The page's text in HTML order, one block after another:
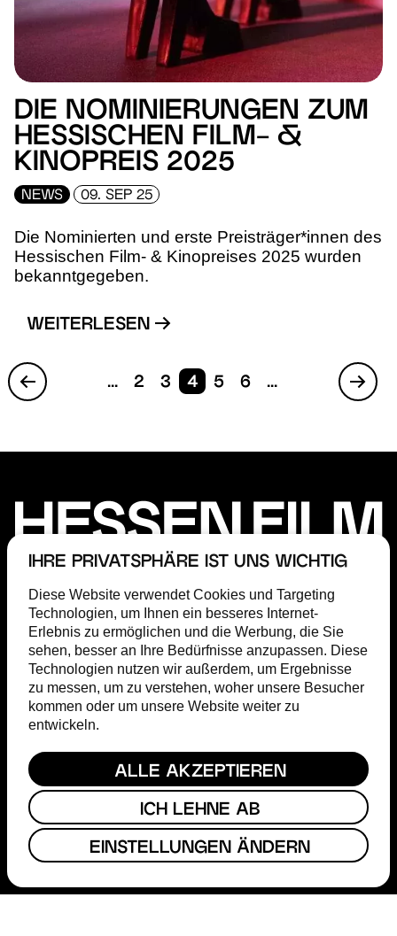
IHRE PRIVATSPHÄRE IST UNS WICHTIG
Diese Website verwendet Cookies und Targeting
Technologien, um Ihnen ein besseres Internet-
Erlebnis zu ermöglichen und die Werbung, die Sie
sehen, besser an Ihre Bedürfnisse anzupassen. Diese
Technologien nutzen wir außerdem, um Ergebnisse
zu messen, um zu verstehen, woher unsere Besucher
kommen oder um unsere Website weiter zu
entwickeln.
ALLE AKZEPTIEREN
ICH LEHNE AB
EINSTELLUNGEN ÄNDERN
DIE NOMINIERUNGEN ZUM
HESSISCHEN FILM- &
KINOPREIS 2025
NEWS 09. SEP 25
Die Nominierten und erste Preisträger*innen des
Hessischen Film- & Kinopreises 2025 wurden
bekanntgegeben.
WEITERLESEN
... 2 3 4 5 6 ...
FÖRDERUNG
FILM COMMISSION
ABOUT
STEP
TERMINE
PRESSE
HESSISCHER FILM- & KINOPREIS
FACEBOOK
INSTAGRAM